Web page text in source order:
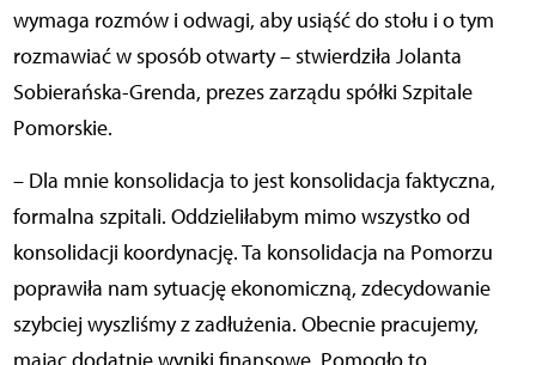
wymaga rozmów i odwagi, aby usiąść do stołu i o tym
rozmawiać w sposób otwarty – stwierdziła Jolanta
Sobierańska-Grenda, prezes zarządu spółki Szpitale
Pomorskie.
– Dla mnie konsolidacja to jest konsolidacja faktyczna,
formalna szpitali. Oddzieliłabym mimo wszystko od
konsolidacji koordynację. Ta konsolidacja na Pomorzu
poprawiła nam sytuację ekonomiczną, zdecydowanie
szybciej wyszliśmy z zadłużenia. Obecnie pracujemy,